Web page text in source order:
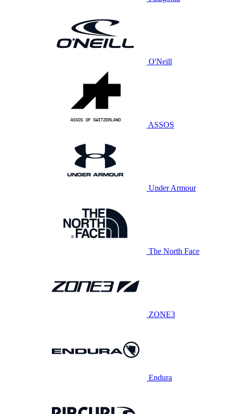
O'Neill
ASSOS
Under Armour
The North Face
ZONE3
Endura